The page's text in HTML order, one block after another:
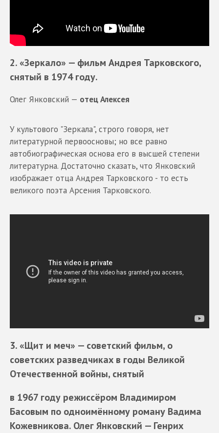
2. «Зеркало» — фильм Андрея Тарковского,
снятый в 1974 году.
Олег Янковский — отец Алексея
У культового "Зеркала", строго говоря, нет
литературной первоосновы; но все равно
автобиографическая основа его в высшей степени
литературна. Достаточно сказать, что Янковский
изображает отца Андрея Тарковского - то есть
великого поэта Арсения Тарковского.
3. «Щит и меч» — советский фильм, о
советских разведчиках в годы Великой
Отечественной войны, снятый
в 1967 году режиссёром Владимиром
Басовым по одноимённому роману Вадима
Кожевникова. Олег Янковский — Генрих